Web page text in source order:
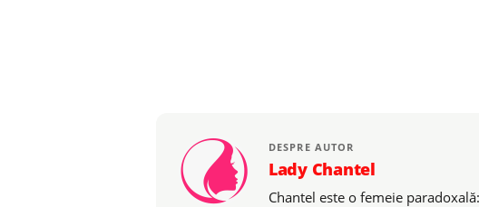
DESPRE AUTOR
Lady Chantel
Chantel este o femeie